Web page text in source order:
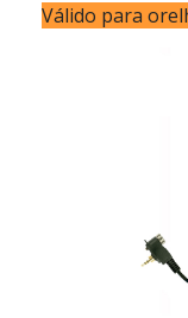
Válido para